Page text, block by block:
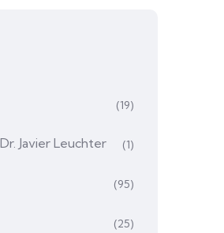
(19)
Javier Leuchter (1)
(95)
(25)